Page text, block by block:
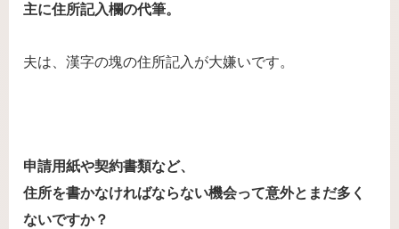
主に住所記入欄の代筆。
夫は、漢字の塊の住所記入が大嫌いです。
申請用紙や契約書類など、
住所を書かなければならない機会って意外とまだ多く
ないですか？